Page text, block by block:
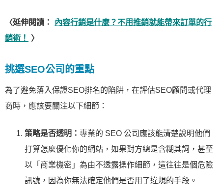
〈延伸閱讀：
內容行銷是什麼？不用推銷就能帶來訂單的行
銷術！
〉
挑選SEO公司的重點
為了避免落入保證SEO排名的陷阱，在評估SEO顧問或代理
商時，應該要關注以下細節：
策略是否透明： 專業的 SEO 公司應該能清楚說明他們
打算怎麼優化你的網站，如果對方總是含糊其詞，甚至
以「商業機密」為由不透露操作細節，這往往是個危險
訊號，因為你無法確定他們是否用了違規的手段。